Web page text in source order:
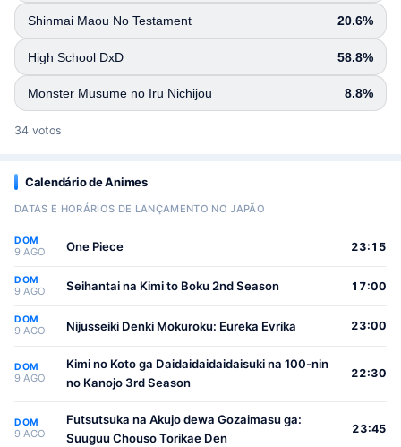
Shinmai Maou No Testament 20.6%
High School DxD 58.8%
Monster Musume no Iru Nichijou 8.8%
34 votos
Calendário de Animes
DATAS E HORÁRIOS DE LANÇAMENTO NO JAPÃO
DOM
9 AGO One Piece 23:15
DOM
9 AGO Seihantai na Kimi to Boku 2nd Season 17:00
DOM
9 AGO Nijusseiki Denki Mokuroku: Eureka Evrika 23:00
DOM
9 AGO
Kimi no Koto ga Daidaidaidaidaisuki na 100-nin
no Kanojo 3rd Season
22:30
DOM
9 AGO
Futsutsuka na Akujo dewa Gozaimasu ga:
Suuguu Chouso Torikae Den
23:45